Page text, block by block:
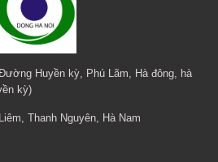
Huyền kỳ, Phú Lãm, Hà đông, hà
kỳ)
Thanh Nguyên, Hà Nam